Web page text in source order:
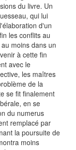
du livre. Un
qui lui
d'un
les conflits au
moins dans un
à cette fin
avec le
les maîtres
de la
se fit finalement
en se
du numerus
remplacé par
la poursuite de
moins